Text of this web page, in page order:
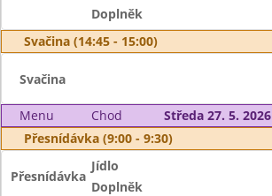
Doplněk
Svačina (14:45 - 15:00)
Svačina
Menu Chod
Středa 27. 5. 2026
Přesnídávka (9:00 - 9:30)
Přesnídávka
Jídlo
Doplněk